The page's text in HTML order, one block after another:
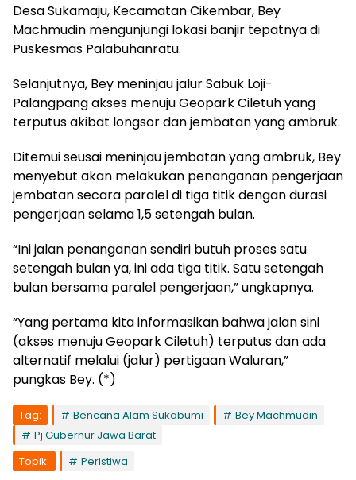
Desa Sukamaju, Kecamatan Cikembar, Bey
Machmudin mengunjungi lokasi banjir tepatnya di
Puskesmas Palabuhanratu.
Selanjutnya, Bey meninjau jalur Sabuk Loji-
Palangpang akses menuju Geopark Ciletuh yang
terputus akibat longsor dan jembatan yang ambruk.
Ditemui seusai meninjau jembatan yang ambruk, Bey
menyebut akan melakukan penanganan pengerjaan
jembatan secara paralel di tiga titik dengan durasi
pengerjaan selama 1,5 setengah bulan.
“Ini jalan penanganan sendiri butuh proses satu
setengah bulan ya, ini ada tiga titik. Satu setengah
bulan bersama paralel pengerjaan,” ungkapnya.
“Yang pertama kita informasikan bahwa jalan sini
(akses menuju Geopark Ciletuh) terputus dan ada
alternatif melalui (jalur) pertigaan Waluran,”
pungkas Bey. (*)
Tag: Bencana Alam Sukabumi
Bey Machmudin
Pj Gubernur Jawa Barat
Topik:
Peristiwa